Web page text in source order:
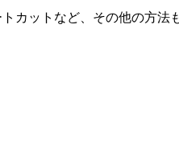
カットなど、その他の方法